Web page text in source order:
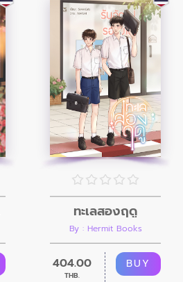
ทะเลสองฤดู
By : Hermit Books
404.00
THB.
BUY